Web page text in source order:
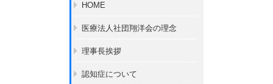
HOME
医療法人社団翔洋会の理念
理事長挨拶
認知症について